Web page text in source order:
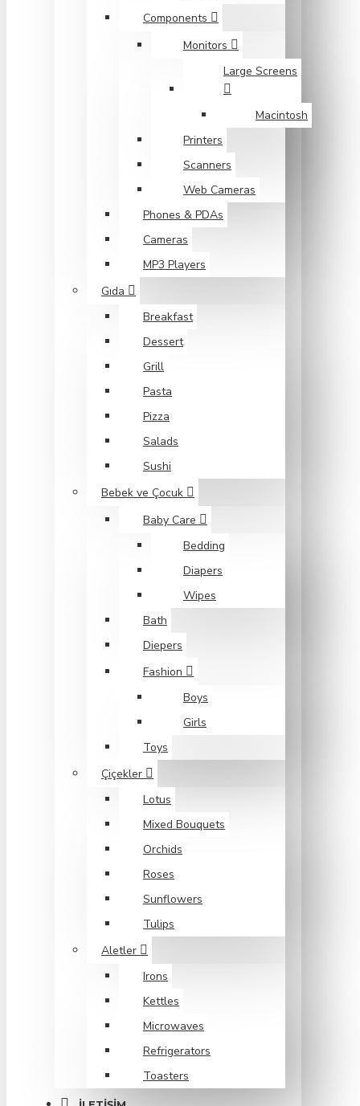
Components
Monitors
Large Screens
Macintosh
Printers
Scanners
Web Cameras
Phones & PDAs
Cameras
MP3 Players
Gıda
Breakfast
Dessert
Grill
Pasta
Pizza
Salads
Sushi
Bebek ve Çocuk
Baby Care
Bedding
Diapers
Wipes
Bath
Diepers
Fashion
Boys
Girls
Toys
Çiçekler
Lotus
Mixed Bouquets
Orchids
Roses
Sunflowers
Tulips
Aletler
Irons
Kettles
Microwaves
Refrigerators
Toasters